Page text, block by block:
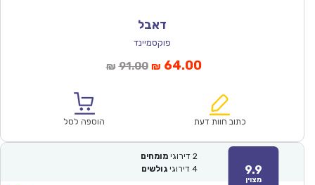
דאבל
פוקסמיינד
₪ 91.00המחיר
₪91.00.
₪ 64.00המחיר
הוא:
כתוב חוות דעת הוספה לסל
9.9
מצוין
2 דירוגי מומחים
4 דירוגי גולשים